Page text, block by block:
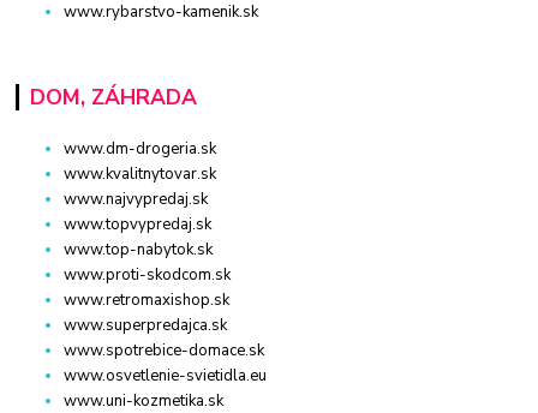
www.rybarstvo-kamenik.sk
DOM, ZÁHRADA
www.dm-drogeria.sk
www.kvalitnytovar.sk
www.najvypredaj.sk
www.topvypredaj.sk
www.top-nabytok.sk
www.proti-skodcom.sk
www.retromaxishop.sk
www.superpredajca.sk
www.spotrebice-domace.sk
www.osvetlenie-svietidla.eu
www.uni-kozmetika.sk